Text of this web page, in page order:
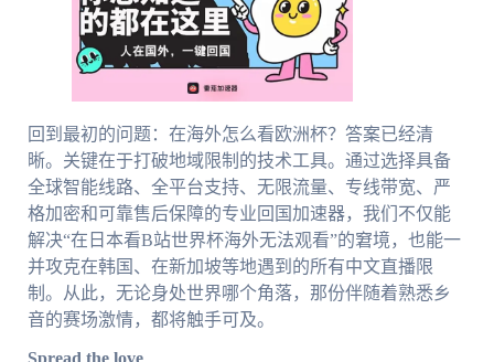
回到最初的问题：在海外怎么看欧洲杯？答案已经清
晰。关键在于打破地域限制的技术工具。通过选择具备
全球智能线路、全平台支持、无限流量、专线带宽、严
格加密和可靠售后保障的专业回国加速器，我们不仅能
解决“在日本看B站世界杯海外无法观看”的窘境，也能一
并攻克在韩国、在新加坡等地遇到的所有中文直播限
制。从此，无论身处世界哪个角落，那份伴随着熟悉乡
音的赛场激情，都将触手可及。
Spread the love